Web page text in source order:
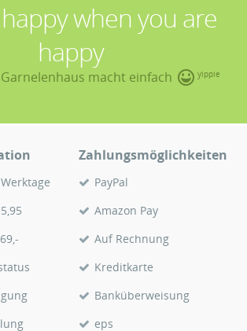
when you are
happy
macht einfach yippie
Zahlungsmöglichkeiten
PayPal
Amazon Pay
Auf Rechnung
Kreditkarte
Banküberweisung
eps